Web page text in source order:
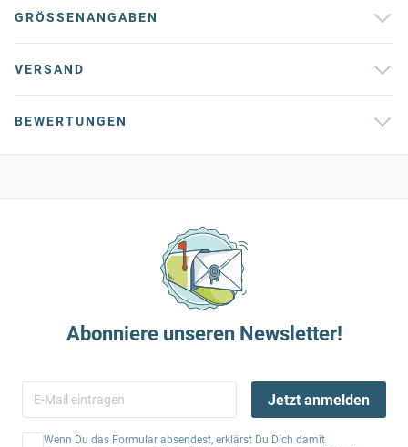
GRÖSSENANGABEN
VERSAND
BEWERTUNGEN
Abonniere unseren Newsletter!
Jetzt anmelden
Wenn Du das Formular absendest, erklärst Du Dich damit